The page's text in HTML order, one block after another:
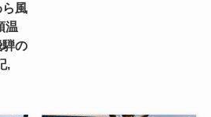
風
温
の
,